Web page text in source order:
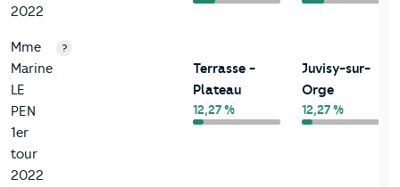
2022
Mme
Marine
LE
PEN
1er
tour
2022
?
Terrasse -
Plateau
12,27 %
Juvisy-sur-
Orge
12,27 %